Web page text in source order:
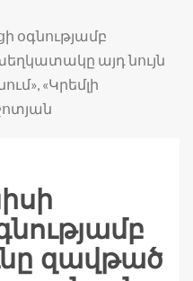
օգնությամբ
այդ նույն
«Կրեմլի
զավթած